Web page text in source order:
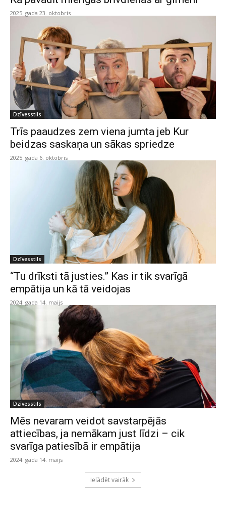
2025. gada 23. oktobris
Dzīvesstils
Trīs paaudzes zem viena jumta jeb Kur
beidzas saskaņa un sākas spriedze
2025. gada 6. oktobris
Dzīvesstils
“Tu drīksti tā justies.” Kas ir tik svarīgā
empātija un kā tā veidojas
2024. gada 14. maijs
Dzīvesstils
Mēs nevaram veidot savstarpējās
attiecības, ja nemākam just līdzi – cik
svarīga patiesībā ir empātija
2024. gada 14. maijs
Ielādēt vairāk